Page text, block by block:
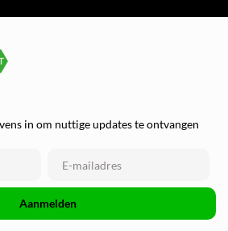
in om nuttige updates te ontvangen
Aanmelden